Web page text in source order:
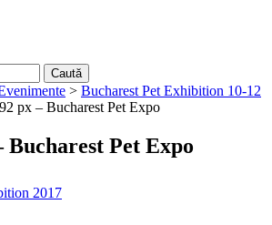
> Bucharest Pet Exhibition 10-12
px – Bucharest Pet Expo
Bucharest Pet Expo